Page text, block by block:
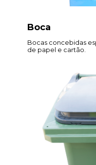
Boca
Bocas concebidas
de papel e cartão.